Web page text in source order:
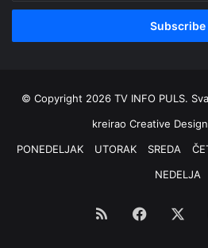
Email
© Copyright 2026 TV INFO PULS.
kreirao Creative
PONEDELJAK
UTORAK SREDA
NEDELJA
RSS